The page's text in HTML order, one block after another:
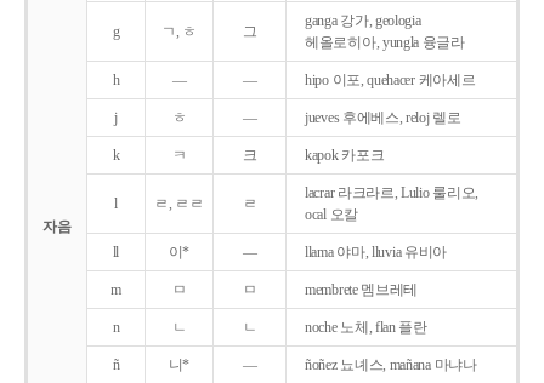
자음
g ㄱ, ㅎ 그
ganga 강가, geologia
헤올로히아, yungla 융글라
h ― ― hipo 이포, quehacer 케아세르
j ㅎ ― jueves 후에베스, reloj 렐로
k ㅋ 크 kapok 카포크
l ㄹ, ㄹㄹ ㄹ
lacrar 라크라르, Lulio 룰리오,
ocal 오칼
ll 이* ― llama 야마, lluvia 유비아
m ㅁ ㅁ membrete 멤브레테
n ㄴ ㄴ noche 노체, flan 플란
ñ 니* ― ñoñez 뇨녜스, mañana 마냐나